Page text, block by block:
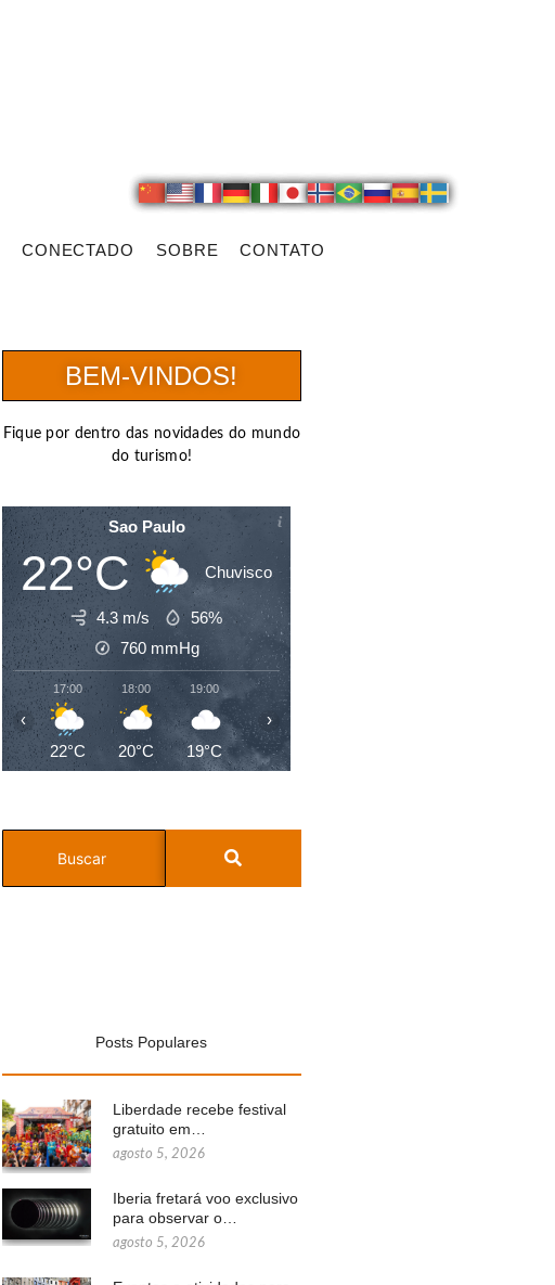
CONECTADO SOBRE CONTATO
BEM-VINDOS!
Fique por dentro das novidades do mundo
do turismo!
Sao Paulo
22°C Chuvisco
4.3 m/s
56%
760 mmHg
17:00
22°C
18:00
20°C
19:00
19°C
20:00
18°C
‹ ›
Posts Populares
Liberdade recebe festival
gratuito em…
agosto 5, 2026
Iberia fretará voo exclusivo
para observar o…
agosto 5, 2026